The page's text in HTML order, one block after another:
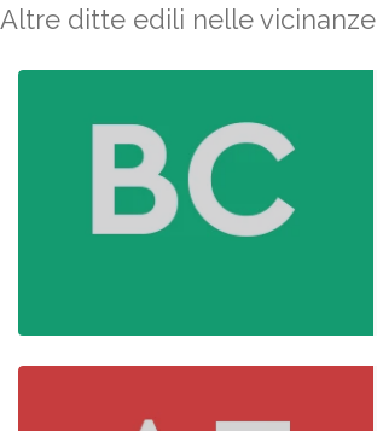
Altre ditte edili nelle vicinanze